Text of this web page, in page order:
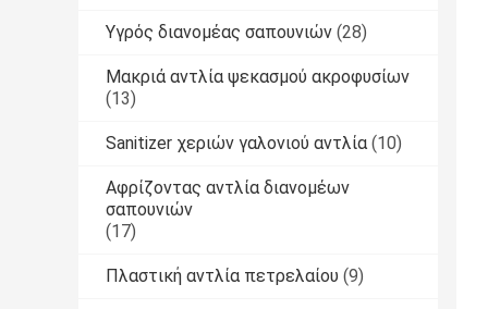
Υγρός διανομέας σαπουνιών (28)
Μακριά αντλία ψεκασμού ακροφυσίων
(13)
Sanitizer χεριών γαλονιού αντλία (10)
Αφρίζοντας αντλία διανομέων
σαπουνιών
(17)
Πλαστική αντλία πετρελαίου (9)